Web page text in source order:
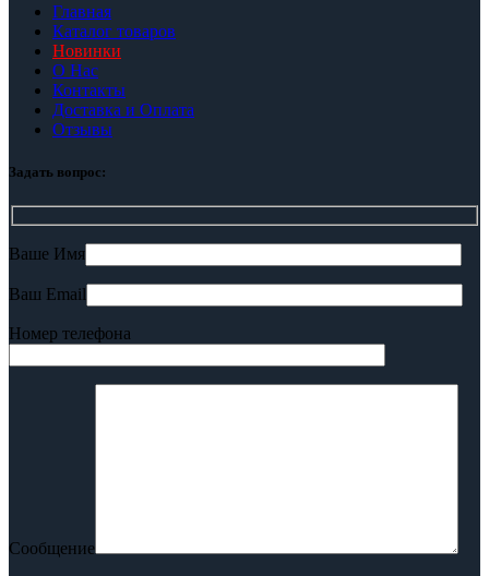
Главная
Каталог товаров
Новинки
О Нас
Контакты
Доставка и Оплата
Отзывы
Задать вопрос:
Ваше Имя
Ваш Email
Номер телефона
Сообщение